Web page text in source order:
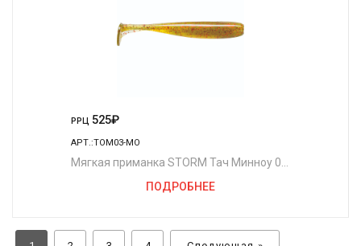
РРЦ 525₽
АРТ.:TOM03-MO
Мягкая приманка STORM Тач Минноу 03
ПОДРОБНЕЕ